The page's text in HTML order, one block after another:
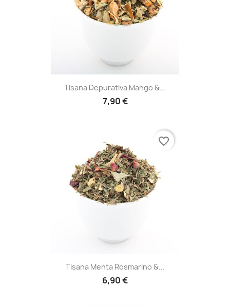
Tisana Depurativa Mango &...
7,90 €
Tisana Menta Rosmarino &...
6,90 €
favorite_border